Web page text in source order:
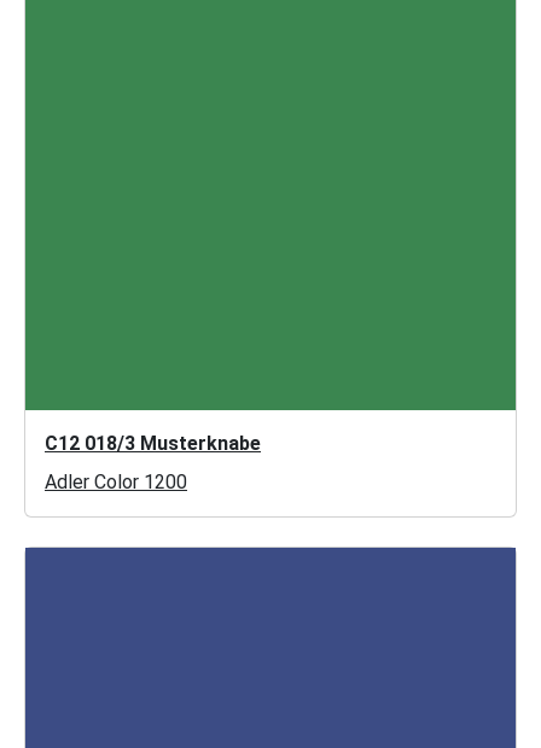
C12 018/3 Musterknabe
Adler Color 1200